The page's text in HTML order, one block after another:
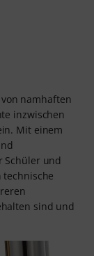
namhaften
inzwischen
Mit einem
Schüler und
technische
sind und